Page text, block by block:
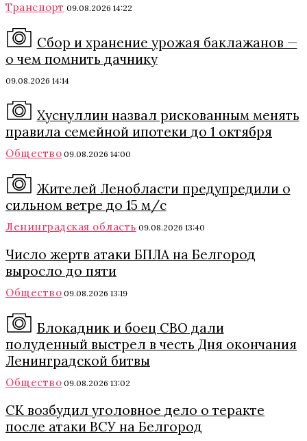
Транспорт 09.08.2026 14:22
Сбор и хранение урожая баклажанов —
о чем помнить дачнику
09.08.2026 14:14
Хуснуллин назвал рискованным менять
правила семейной ипотеки до 1 октября
Общество 09.08.2026 14:00
Жителей Ленобласти предупредили о
сильном ветре до 15 м/с
Ленинградская область 09.08.2026 13:40
Число жертв атаки БПЛА на Белгород
выросло до пяти
Общество 09.08.2026 13:19
Блокадник и боец СВО дали
полуденный выстрел в честь Дня окончания
Ленинградской битвы
Общество 09.08.2026 13:02
СК возбудил уголовное дело о теракте
после атаки ВСУ на Белгород